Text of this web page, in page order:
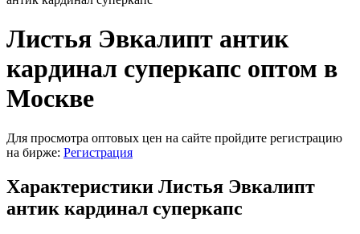
Листья Эвкалипт антик
кардинал суперкапс оптом в
Москве
Для просмотра оптовых цен на сайте пройдите регистрацию
на бирже: Регистрация
Характеристики Листья Эвкалипт
антик кардинал суперкапс